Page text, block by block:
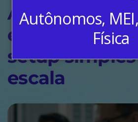
Autônomos,
Física
Aluguel de
educação
setup
escala